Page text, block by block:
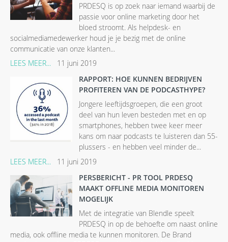
PRDESQ is op zoek naar iemand waarbij de
passie voor online marketing door het
bloed stroomt. Als helpdesk- en
socialmediamedewerker houd je je bezig met de online
communicatie van onze klanten...
LEES MEER...
11 juni 2019
RAPPORT: HOE KUNNEN BEDRIJVEN
PROFITEREN VAN DE PODCASTHYPE?
Jongere leeftijdsgroepen, die een groot
deel van hun leven besteden met en op
smartphones, hebben twee keer meer
kans om naar podcasts te luisteren dan 55-
plussers - en hebben veel minder de...
LEES MEER...
11 juni 2019
PERSBERICHT - PR TOOL PRDESQ
MAAKT OFFLINE MEDIA MONITOREN
MOGELIJK
Met de integratie van Blendle speelt
PRDESQ in op de behoefte om naast online
media, ook offline media te kunnen monitoren. De Brand